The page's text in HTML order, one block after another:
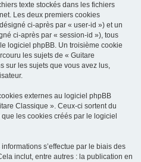
texte stockés dans les fichiers
Les deux premiers cookies
ci-après par « user-id ») et un
ci-après par « session-id »), tous
logiciel phpBB. Un troisième cookie
les sujets de « Guitare
sur les sujets que vous avez lus,
externes au logiciel phpBB
Classique ». Ceux-ci sortent du
les cookies créés par le logiciel
s’effectue par le biais des
inclut, entre autres : la publication en